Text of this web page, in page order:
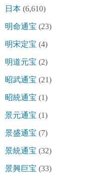
日本 (6,610)
明命通宝 (23)
明宋定宝 (4)
明道元宝 (2)
昭武通宝 (21)
昭統通宝 (1)
景元通宝 (1)
景盛通宝 (7)
景統通宝 (32)
景興巨宝 (33)